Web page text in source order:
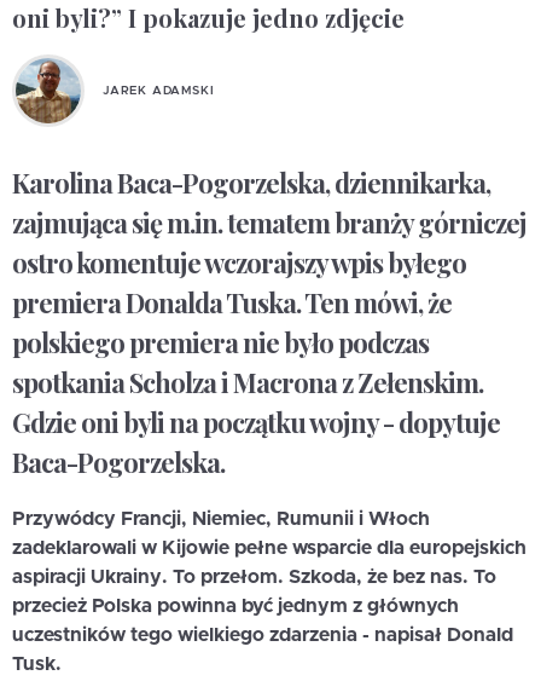
oni byli?” I pokazuje jedno zdjęcie
JAREK ADAMSKI
Karolina Baca-Pogorzelska, dziennikarka,
zajmująca się m.in. tematem branży górniczej
ostro komentuje wczorajszy wpis byłego
premiera Donalda Tuska. Ten mówi, że
polskiego premiera nie było podczas
spotkania Scholza i Macrona z Zełenskim.
Gdzie oni byli na początku wojny - dopytuje
Baca-Pogorzelska.
Przywódcy Francji, Niemiec, Rumunii i Włoch
zadeklarowali w Kijowie pełne wsparcie dla europejskich
aspiracji Ukrainy. To przełom. Szkoda, że bez nas. To
przecież Polska powinna być jednym z głównych
uczestników tego wielkiego zdarzenia - napisał Donald
Tusk.